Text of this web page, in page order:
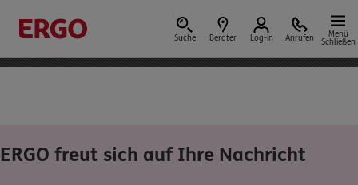
ERGO App
bestens bewertet mit
Installieren
Suche Berater Log-in Anrufen
Menü
Schließen
ERGO freut sich auf Ihre Nachricht